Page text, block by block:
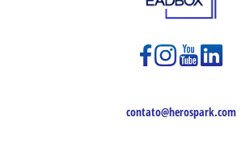
contato@herospark.com